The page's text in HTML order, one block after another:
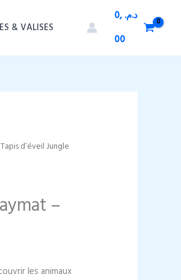
& VALISES
د.م. 0,
00
d’éveil Jungle
–
les animaux